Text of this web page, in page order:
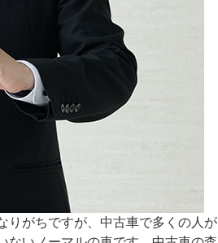
りがちですが、中古車で多くの人が